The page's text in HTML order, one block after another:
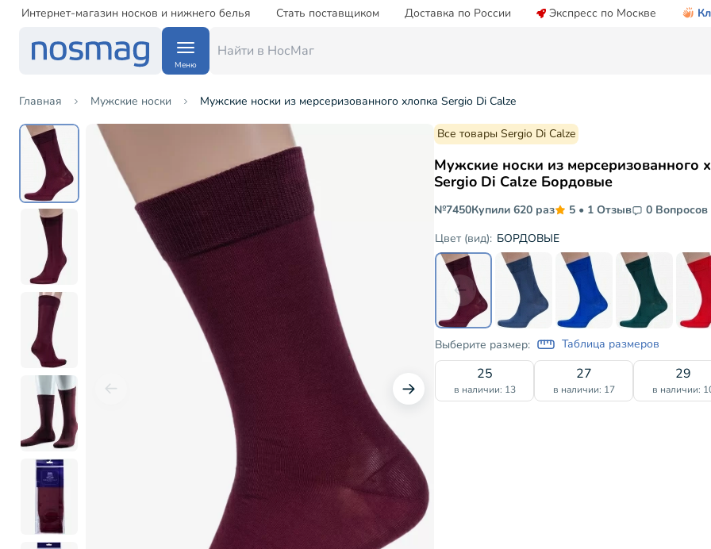
Интернет-магазин носков и нижнего белья Стать поставщиком Доставка по России Экспресс по Москве
Меню
Главная Мужские носки Мужские носки из мерсеризованного хлопка Sergio Di Calze
Все товары Sergio Di Calze
Мужские носки из мерсеризованного
Sergio Di Calze Бордовые
№7450Купили 620 раз 5 • 1 Отзыв
0 Вопросов
Цвет (вид): БОРДОВЫЕ
Выберите размер: Таблица размеров
25
в наличии: 13
27
в наличии: 17
29
в наличии: